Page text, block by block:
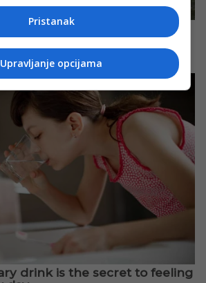
Pristanak
Upravljanje opcijama